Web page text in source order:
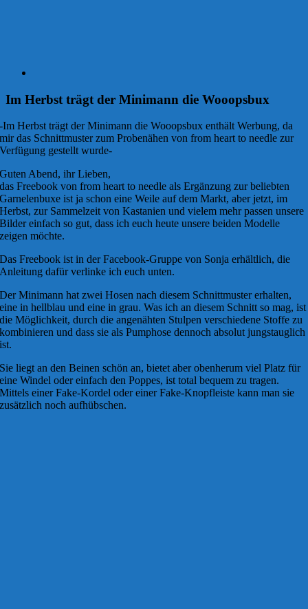
Im Herbst trägt der Minimann die Wooopsbux
-Im Herbst trägt der Minimann die Wooopsbux enthält Werbung, da
mir das Schnittmuster zum Probenähen von from heart to needle zur
Verfügung gestellt wurde-
Guten Abend, ihr Lieben,
das Freebook von from heart to needle als Ergänzung zur beliebten
Garnelenbuxe ist ja schon eine Weile auf dem Markt, aber jetzt, im
Herbst, zur Sammelzeit von Kastanien und vielem mehr passen unsere
Bilder einfach so gut, dass ich euch heute unsere beiden Modelle
zeigen möchte.
Das Freebook ist in der Facebook-Gruppe von Sonja erhältlich, die
Anleitung dafür verlinke ich euch unten.
Der Minimann hat zwei Hosen nach diesem Schnittmuster erhalten,
eine in hellblau und eine in grau. Was ich an diesem Schnitt so mag, ist
die Möglichkeit, durch die angenähten Stulpen verschiedene Stoffe zu
kombinieren und dass sie als Pumphose dennoch absolut jungstauglich
ist.
Sie liegt an den Beinen schön an, bietet aber obenherum viel Platz für
eine Windel oder einfach den Poppes, ist total bequem zu tragen.
Mittels einer Fake-Kordel oder einer Fake-Knopfleiste kann man sie
zusätzlich noch aufhübschen.